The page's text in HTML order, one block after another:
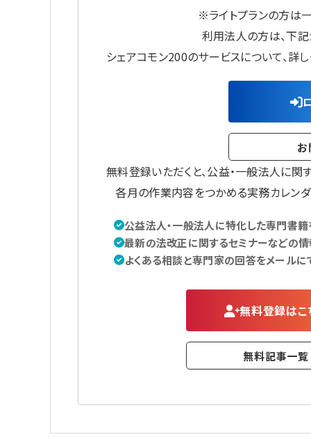
※ライトプランの方は
利用法人の方は、下記
シェアコモン200のサービスについて、詳
お
無料登録いただくと、公益・一般法人に
各月の作業内容をつかめる実務カレン
公益法人・一般法人に特化した専門書籍
最新の法改正に関するセミナーなどの情
よくある相談と専門家の回答をメールに
無料登録はこ
無料記事一覧